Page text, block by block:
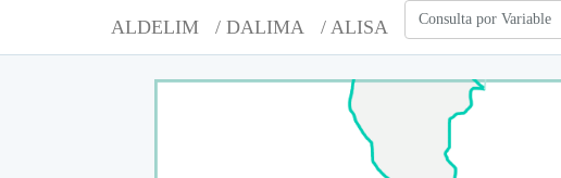
ALDELIM / DALIMA / ALISA Consulta por Variable